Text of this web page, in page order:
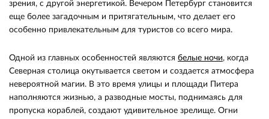
зрения, с другой энергетикой. Вечером Петербург становится
еще более загадочным и притягательным, что делает его
особенно привлекательным для туристов со всего мира.
Одной из главных особенностей являются белые ночи, когда
Северная столица окутывается светом и создается атмосфера
невероятной магии. В это время улицы и площади Питера
наполняются жизнью, а разводные мосты, поднимаясь для
пропуска кораблей, создают удивительное зрелище. Огни